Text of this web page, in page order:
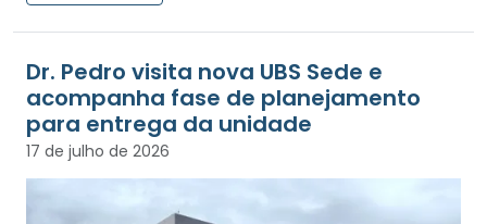
Dr. Pedro visita nova UBS Sede e
acompanha fase de planejamento
para entrega da unidade
17 de julho de 2026